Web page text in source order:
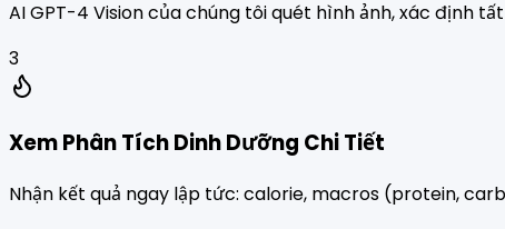
AI GPT-4 Vision của chúng tôi quét hình ảnh, xác định
3
Xem Phân Tích Dinh Dưỡng Chi Tiết
Nhận kết quả ngay lập tức: calorie, macros (protein,